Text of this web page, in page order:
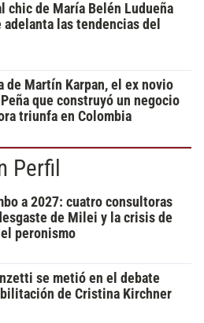
chic de María Belén Ludueña
las tendencias del
de Martín Karpan, el ex novio
que construyó un negocio
triunfa en Colombia
Perfil
a 2027: cuatro consultoras
de Milei y la crisis de
peronismo
se metió en el debate
de Cristina Kirchner